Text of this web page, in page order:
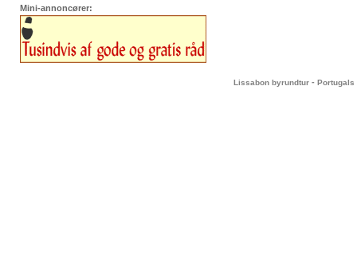
Mini-annoncører:
Lissabon byrundtur - Portugals